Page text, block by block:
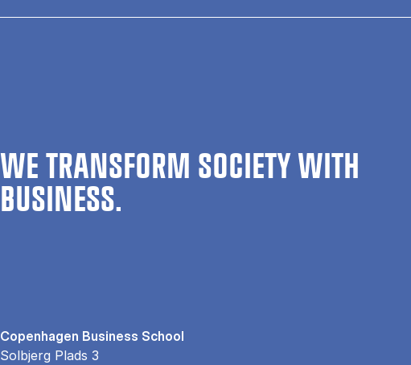
WE TRANSFORM SOCIETY WITH
BUSINESS.
Copenhagen Business School
Solbjerg Plads 3